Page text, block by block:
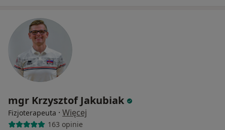
mgr Krzysztof Jakubiak
Fizjoterapeuta · Więcej
163 opinie